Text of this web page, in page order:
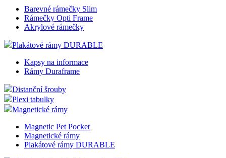
Barevné rámečky Slim
Rámečky Opti Frame
Akrylové rámečky
Plakátové rámy DURABLE
Kapsy na informace
Rámy Duraframe
Distanční šrouby
Plexi tabulky
Magnetické rámy
Magnetic Pet Pocket
Magnetické rámy
Plakátové rámy DURABLE